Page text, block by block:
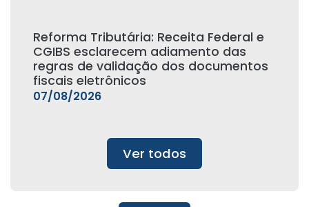
Reforma Tributária: Receita Federal e
CGIBS esclarecem adiamento das
regras de validação dos documentos
fiscais eletrônicos
07/08/2026
Ver todos